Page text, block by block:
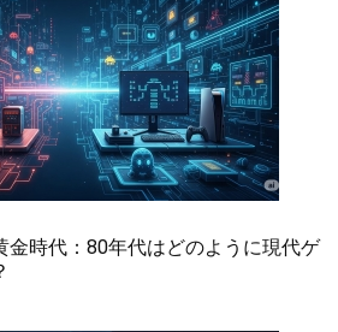
金時代：80年代はどのように現代ゲ